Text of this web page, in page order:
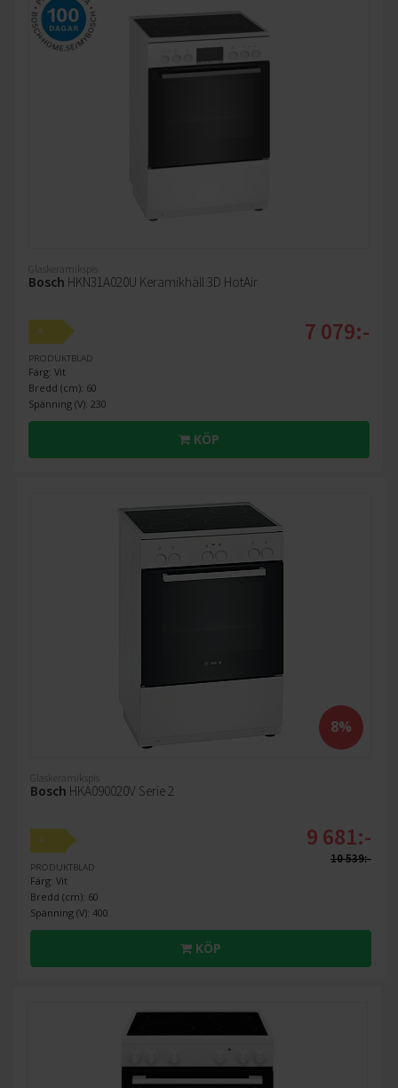
Glaskeramikspis
Bosch HKN31A020U Keramikhäll 3D HotAir
A
PRODUKTBLAD
Färg: Vit
Bredd (cm): 60
Spänning (V): 230
7 079:-
KÖP
8%
Glaskeramikspis
Bosch HKA090020V Serie 2
A
PRODUKTBLAD
Färg: Vit
Bredd (cm): 60
Spänning (V): 400
9 681:-
10 539:-
KÖP